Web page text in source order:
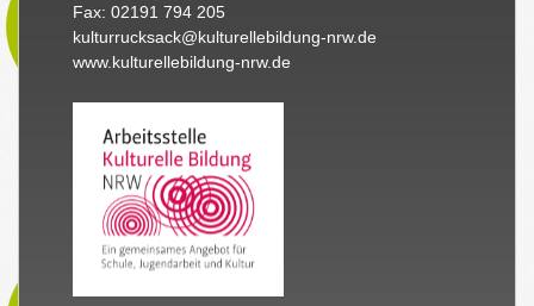
Fax: 02191 794 205
kulturrucksack@kulturellebildung-nrw.de
www.kulturellebildung-nrw.de